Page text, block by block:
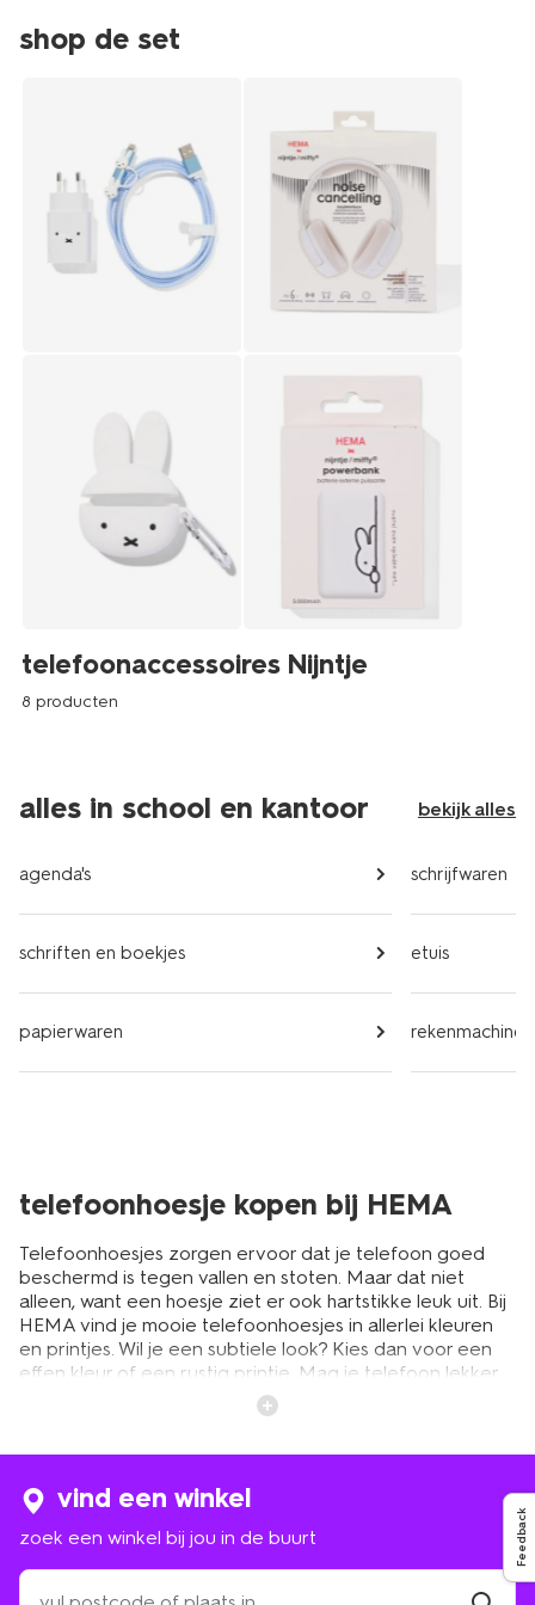
Feedback
shop de set
telefoonaccessoires Nijntje
8 producten
alles in school en kantoor bekijk alles
agenda's
schriften en boekjes
papierwaren
schrijfwaren
etuis
telefoonhoesje kopen bij HEMA
Telefoonhoesjes zorgen ervoor dat je telefoon goed
beschermd is tegen vallen en stoten. Maar dat niet
alleen, want een hoesje ziet er ook hartstikke leuk uit. Bij
HEMA vind je mooie telefoonhoesjes in allerlei kleuren
en printjes. Wil je een subtiele look? Kies dan voor een
effen kleur of een rustig printje. Mag je telefoon lekker
opvallen? Ga dan voor een toffe print en fellere
kleurtjes. De hoesjes komen ook in verschillende maten
telefoon te plaatsen en kunnen door het rubber wat
beter tegen vallen en stoten. Een hard case is iets
stugger en gaat minder makkelijk om je telefoon. Maar
af. Deze telefoonhoesjes voelen wat dunner aan, dus je
vind een winkel
zoek een winkel bij jou in de buurt
zoek